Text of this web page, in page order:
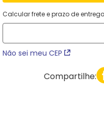
Calcular frete e prazo de entrega
Não sei meu CEP
Compartilhe: